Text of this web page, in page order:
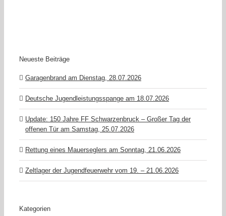
Neueste Beiträge
Garagenbrand am Dienstag, 28.07.2026
Deutsche Jugendleistungsspange am 18.07.2026
Update: 150 Jahre FF Schwarzenbruck – Großer Tag der
offenen Tür am Samstag, 25.07.2026
Rettung eines Mauerseglers am Sonntag, 21.06.2026
Zeltlager der Jugendfeuerwehr vom 19. – 21.06.2026
Kategorien